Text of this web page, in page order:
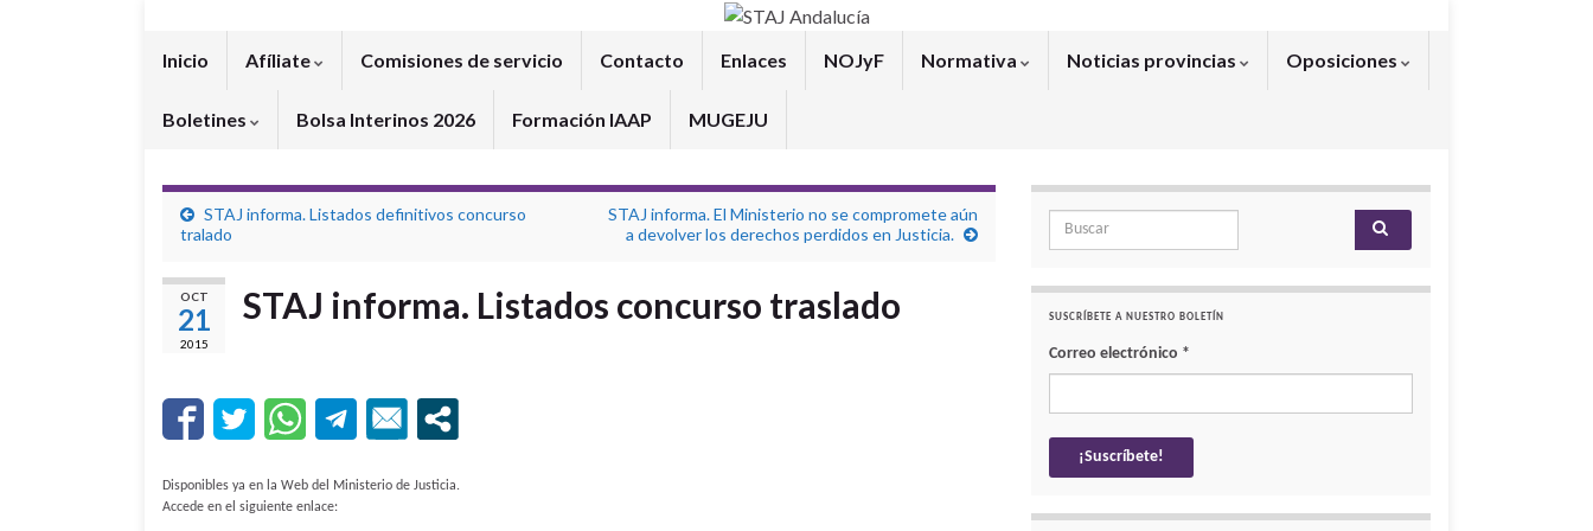
Inicio Afíliate Comisiones de servicio Contacto Enlaces NOJyF Normativa Noticias provincias Oposiciones
Boletines Bolsa Interinos 2026 Formación IAAP MUGEJU
STAJ informa. Listados definitivos concurso
tralado
STAJ informa. El Ministerio no se compromete aún
a devolver los derechos perdidos en Justicia.
OCT
21
2015
STAJ informa. Listados concurso traslado
Disponibles ya en la Web del Ministerio de Justicia.
Accede en el siguiente enlace:
Search for:
SUSCRÍBETE A NUESTRO BOLETÍN
Correo electrónico *